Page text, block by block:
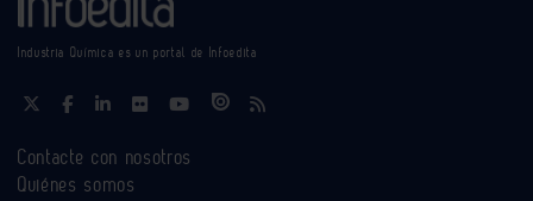
Industria Química es un portal de Infoedita
Contacte con nosotros
Quiénes somos